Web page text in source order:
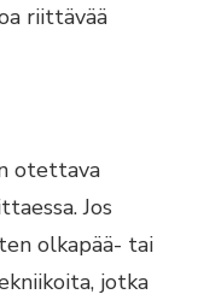
riittävää
otettava
Jos
olkapää- tai
jotka